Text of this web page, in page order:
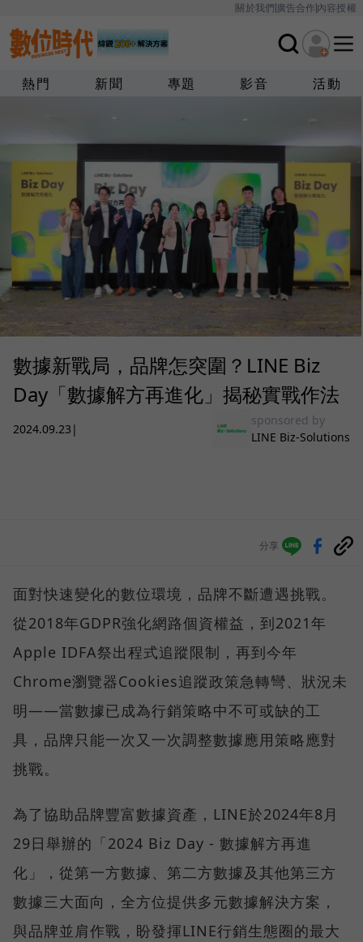
關於我們廣告合作內容授權
熱門 新聞 專題 影音 活動
數據新戰局，品牌怎突圍？LINE Biz
Day「數據解方再進化」揭秘實戰作法
2024.09.23 |
sponsored by
LINE Biz-Solutions
分享
面對快速變化的數位環境，品牌不斷遭遇挑戰。
從2018年GDPR強化網路個資權益，到2021年
Apple IDFA祭出程式追蹤限制，再到今年
Chrome瀏覽器Cookies追蹤政策急轉彎、狀況未
明——當數據已成為行銷策略中不可或缺的工
具，品牌只能一次又一次調整數據應用策略應對
挑戰。
為了協助品牌豐富數據資產，LINE於2024年8月
29日舉辦的「2024 Biz Day - 數據解方再進
化」，從第一方數據、第二方數據及其他第三方
數據三大面向，全方位提供多元數據解決方案，
與品牌並肩作戰，盼發揮LINE行銷生態圈的最大